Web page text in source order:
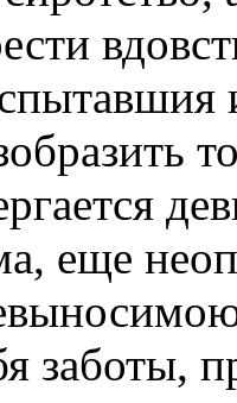
еще
заботы,